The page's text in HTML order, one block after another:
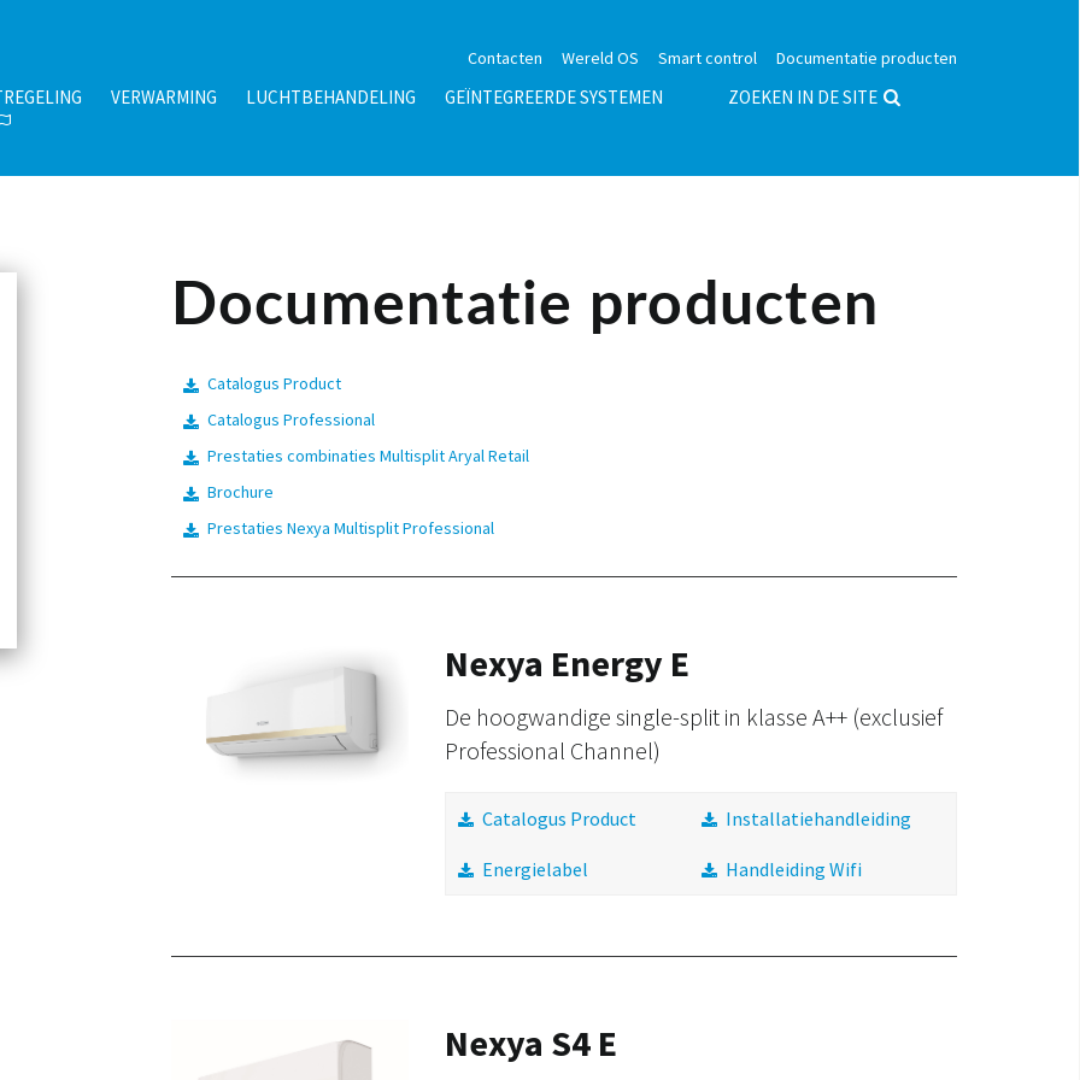
Documentatie producten
Smart control
Wereld OS
Contacten
VERWARMING LUCHTBEHANDELING GEÏNTEGREERDE SYSTEMEN
ZOEKEN IN DE SITE
Documentatie producten
Catalogus Product
Catalogus Professional
Prestaties combinaties Multisplit Aryal Retail
Brochure
Prestaties Nexya Multisplit Professional
Nexya Energy E
De hoogwandige single-split in klasse A++ (exclusief
Professional Channel)
Catalogus Product Installatiehandleiding
Energielabel Handleiding Wifi
Nexya S4 E